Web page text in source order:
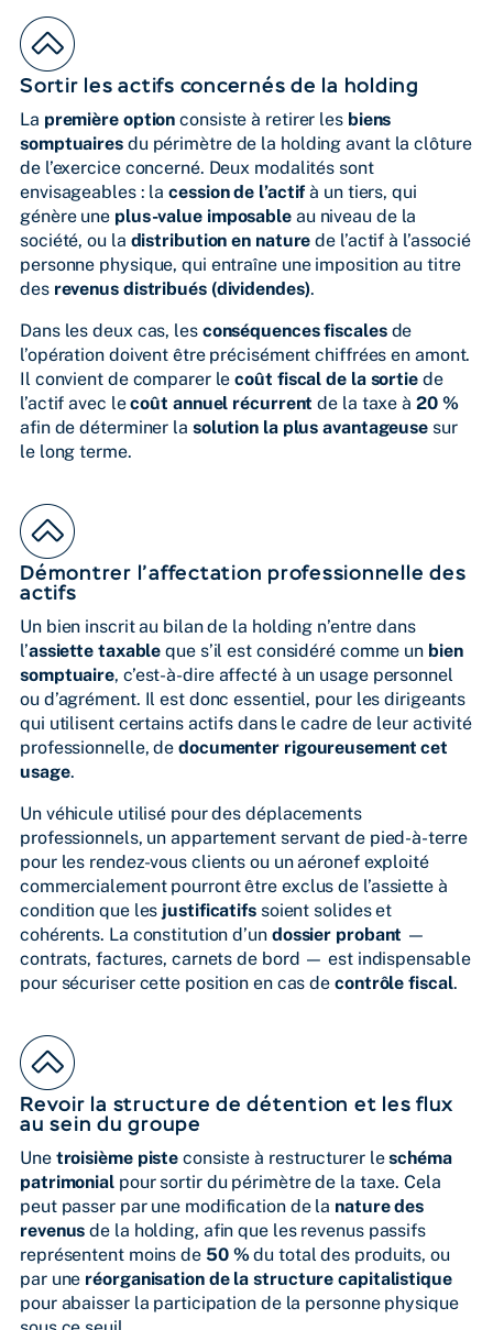
Sortir les actifs concernés de la holding
La première option consiste à retirer les biens
somptuairesdu périmètre de la holding avant la clôture
de l’exercice concerné. Deux modalités sont
envisageables : lacession de l’actif à un tiers, qui
génère une plus-value imposableau niveau de la
société, ou la distribution en nature de l’actif à l’associé
personne physique, qui entraîne une imposition au titre
des revenus distribués (dividendes).
Dans les deux cas, les conséquences fiscalesde
l’opération doivent être précisément chiffrées en amont.
Il convient de comparer lecoût fiscal de la sortiede
l’actif avec lecoût annuel récurrent de la taxe à 20 %
afin de déterminer la solution la plus avantageuse sur
le long terme.
Démontrer l’affectation professionnelle des
actifs
Un bien inscrit au bilan de la holding n’entre dans
l’assiette taxable que s’il est considéré comme un bien
somptuaire, c’est-à-dire affecté à un usage personnel
ou d’agrément. Il est donc essentiel, pour les dirigeants
qui utilisent certains actifs dans le cadre de leur activité
professionnelle, de documenter rigoureusement cet
usage.
Un véhicule utilisé pour des déplacements
professionnels, un appartement servant de pied-à-terre
pour les rendez-vous clients ou un aéronef exploité
commercialement pourront être exclus de l’assiette à
condition que les justificatifssoient solides et
cohérents. La constitution d’un dossier probant —
contrats, factures, carnets de bord — est indispensable
pour sécuriser cette position en cas de contrôle fiscal.
Revoir la structure de détention et les flux
au sein du groupe
Une troisième piste consiste à restructurer leschéma
patrimonialpour sortir du périmètre de la taxe. Cela
peut passer par une modification de la nature des
revenus de la holding, afin que les revenus passifs
représentent moins de 50 %du total des produits, ou
par une réorganisation de la structure capitalistique
pour abaisser la participation de la personne physique